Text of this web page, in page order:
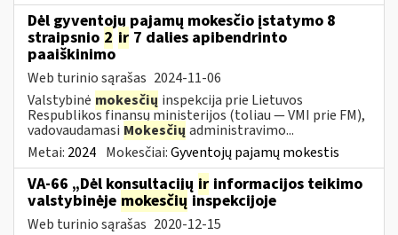
Dėl gyventojų pajamų mokesčio įstatymo 8
straipsnio 2 ir 7 dalies apibendrinto
paaiškinimo
Web turinio sąrašas 2024-11-06
Valstybinė mokesčių inspekcija prie Lietuvos
Respublikos finansų ministerijos (toliau — VMI prie FM),
vadovaudamasi Mokesčių administravimo...
Metai: 2024 Mokesčiai:Gyventojų pajamų mokestis
VA-66 „Dėl konsultacijų ir informacijos teikimo
valstybinėje mokesčių inspekcijoje
Web turinio sąrašas 2020-12-15